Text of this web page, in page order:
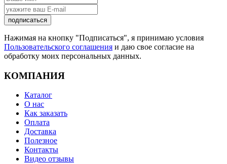
подписаться
Нажимая на кнопку "Подписаться", я принимаю условия
Пользовательского соглашения и даю свое согласие на
обработку моих персональных данных.
КОМПАНИЯ
Каталог
О нас
Как заказать
Оплата
Доставка
Полезное
Контакты
Видео отзывы